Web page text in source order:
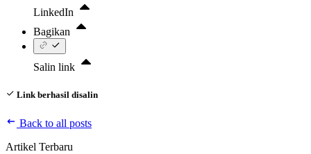
LinkedIn
Bagikan
Salin link
Link berhasil disalin
Back to all posts
Artikel Terbaru